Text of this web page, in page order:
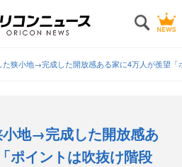
た狭小地→完成した開放感ある家に4万人が羨望「
地→完成した開放感あ
ポイントは吹抜け階段